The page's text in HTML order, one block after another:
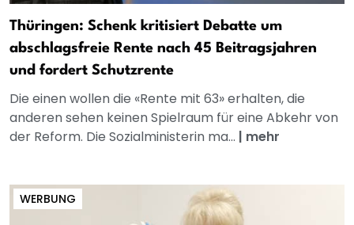
Thüringen: Schenk kritisiert Debatte um
abschlagsfreie Rente nach 45 Beitragsjahren
und fordert Schutzrente
Die einen wollen die «Rente mit 63» erhalten, die
anderen sehen keinen Spielraum für eine Abkehr von
der Reform. Die Sozialministerin ma... | mehr
WERBUNG